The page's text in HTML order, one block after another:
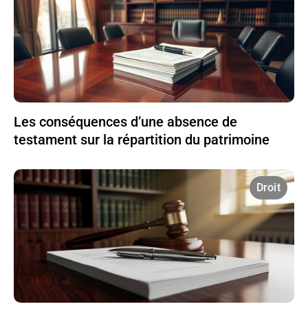
Les conséquences d’une absence de
testament sur la répartition du patrimoine
Droit